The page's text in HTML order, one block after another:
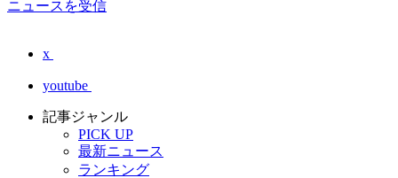
ニュースを受信
x
youtube
記事ジャンル
PICK UP
最新ニュース
ランキング